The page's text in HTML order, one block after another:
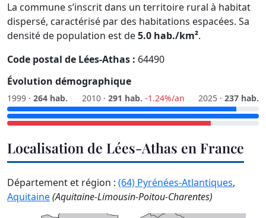
La commune s’inscrit dans un territoire rural à habitat
dispersé, caractérisé par des habitations espacées. Sa
densité de population est de5.0 hab./km².
Code postal de Lées-Athas : 64490
Évolution démographique
1999 · 264 hab. 2010 · 291 hab. -1.24%/an 2025 · 237 hab.
Localisation de Lées-Athas en France
Département et région : (64) Pyrénées-Atlantiques,
Aquitaine(Aquitaine-Limousin-Poitou-Charentes)